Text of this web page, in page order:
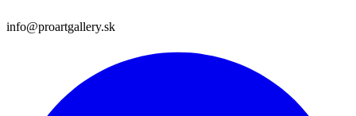
info@proartgallery.sk